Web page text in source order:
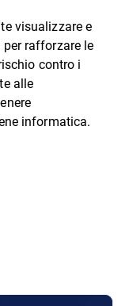
visualizzare e
rafforzare le
contro i
alle
informatica.